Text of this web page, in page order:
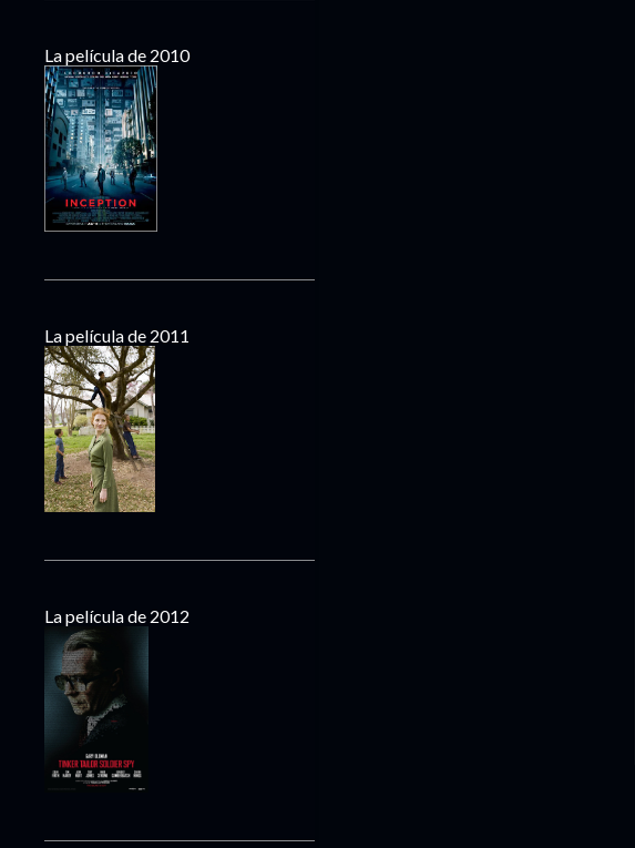
La película de 2010
La película de 2011
La película de 2012